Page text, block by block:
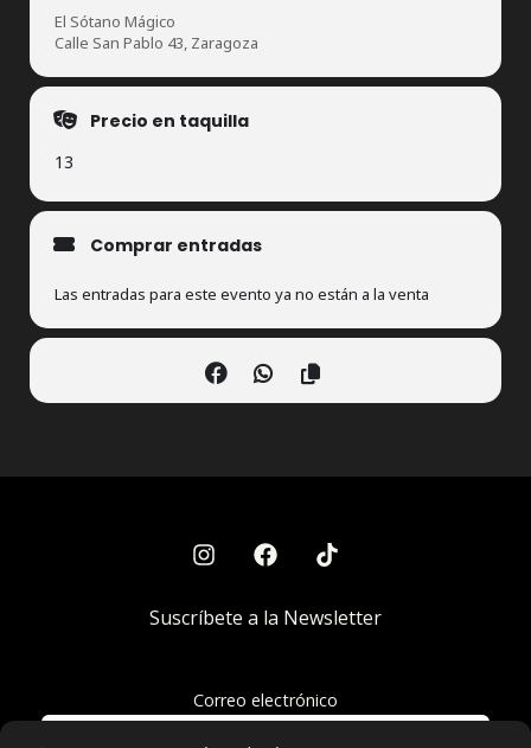
El Sótano Mágico
Calle San Pablo 43, Zaragoza
Precio en taquilla
13
Comprar entradas
Las entradas para este evento ya no están a la venta
Suscríbete a la Newsletter
Correo electrónico